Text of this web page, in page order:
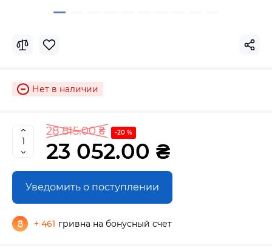
Нет в наличии
28 815.00 ₴ -20 %
23 052.00 ₴
Уведомить о поступлении
+ 461 гривна на бонусный счет